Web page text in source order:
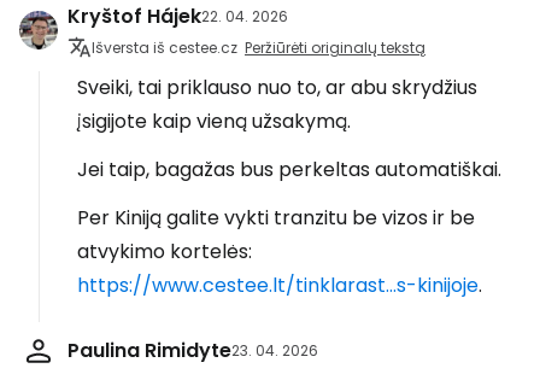
Kryštof Hájek22. 04. 2026
Išversta iš cestee.cz Peržiūrėti originalų tekstą
Sveiki, tai priklauso nuo to, ar abu skrydžius
įsigijote kaip vieną užsakymą.
Jei taip, bagažas bus perkeltas automatiškai.
Per Kiniją galite vykti tranzitu be vizos ir be
atvykimo kortelės:
https://www.cestee.lt/tinklarast...s-kinijoje.
Paulina Rimidyte23. 04. 2026